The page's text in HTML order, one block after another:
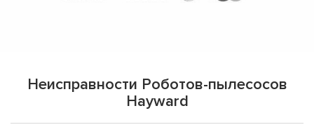
Неисправности Роботов-пылесосов
Hayward